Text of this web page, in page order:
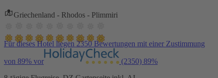
Griechenland - Rhodos - Plimmiri
Für dieses Hotel liegen 2350 Bewertungen mit einer Zustimmung
von 89% vor (2350) 89%